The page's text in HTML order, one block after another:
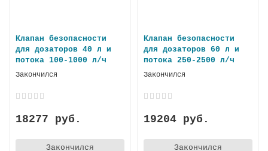
Клапан безопасности
для дозаторов 40 л и
потока 100-1000 л/ч
Закончился
18277 руб.
Закончился
Клапан безопасности
для дозаторов 60 л и
потока 250-2500 л/ч
Закончился
19204 руб.
Закончился